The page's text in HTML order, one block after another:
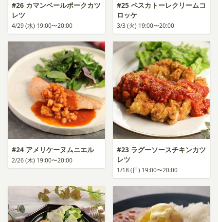
#26 カマンベールポークカツ
レツ
4/29 (水) 19:00〜20:00
#25 ペスカトーレクリームコ
ロッケ
3/3 (火) 19:00〜20:00
#24 アメリケーヌムニエル
2/26 (木) 19:00〜20:00
#23 ラグーソースチキンカツ
レツ
1/18 (日) 19:00〜20:00